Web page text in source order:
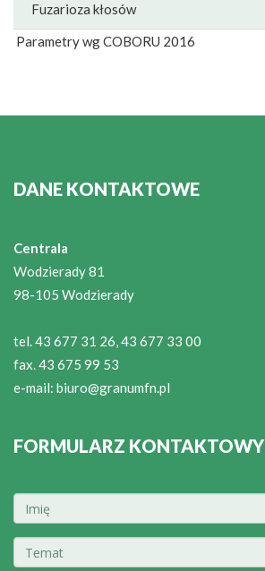
Fuzarioza kłosów
Parametry wg COBORU 2016
DANE KONTAKTOWE
Centrala
Wodzierady 81
98-105 Wodzierady
tel. 43 677 31 26, 43 677 33 00
fax. 43 675 99 53
e-mail: biuro@granumfn.pl
FORMULARZ KONTAKTOWY